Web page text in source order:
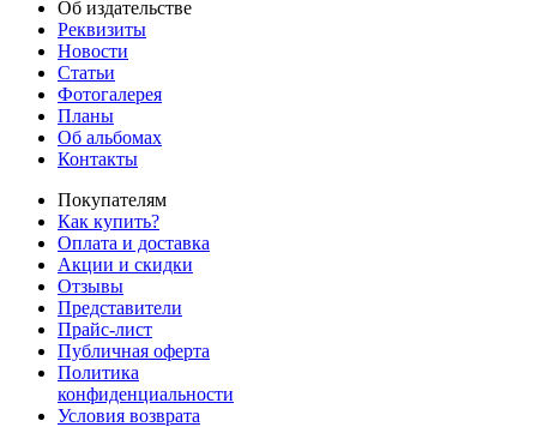
Об издательстве
Реквизиты
Новости
Статьи
Фотогалерея
Планы
Об альбомах
Контакты
Покупателям
Как купить?
Оплата и доставка
Акции и скидки
Отзывы
Представители
Прайс-лист
Публичная оферта
Политика
конфиденциальности
Условия возврата